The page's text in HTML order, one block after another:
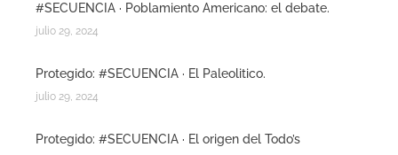
#SECUENCIA · Poblamiento Americano: el debate.
julio 29, 2024
Protegido: #SECUENCIA · El Paleolitico.
julio 29, 2024
Protegido: #SECUENCIA · El origen del Todo’s